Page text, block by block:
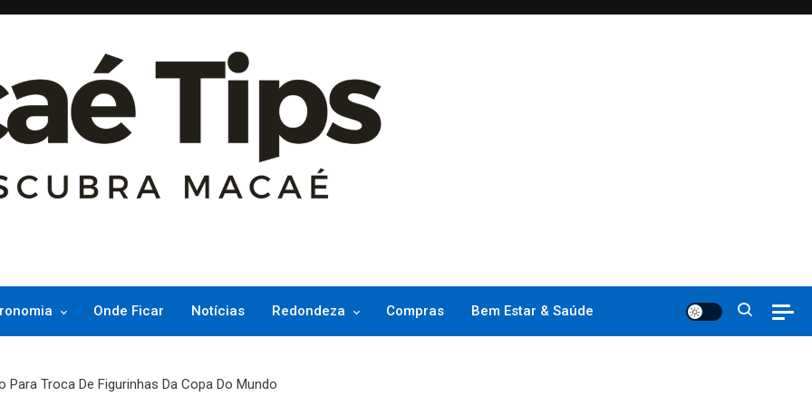
Onde Ficar Notícias Redondeza Compras Bem Estar & Saúde
Troca De Figurinhas Da Copa Do Mundo